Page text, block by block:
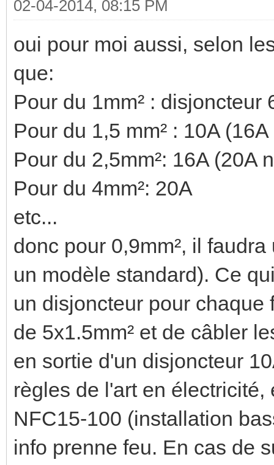
02-04-2014, 08:15 PM
oui pour moi aussi, selon
que:
Pour du 1mm² : disjoncteur
Pour du 1,5 mm² : 10A
Pour du 2,5mm²: 16A (20A
Pour du 4mm²: 20A
etc...
donc pour 0,9mm², il
un modèle standard). Ce
un disjoncteur pour
de 5x1.5mm² et de câbler
en sortie d'un disjoncteur
règles de l'art en
NFC15-100 (installation
info prenne feu. En cas de